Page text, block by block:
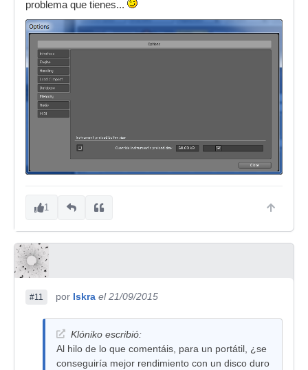
problema que tienes...
1
#11 por Iskra el 21/09/2015
Klóniko escribió:
Al hilo de lo que comentáis, para un portátil, ¿se
conseguiría mejor rendimiento con un disco duro